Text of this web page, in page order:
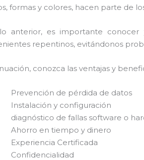
formas y colores, hacen parte de
anterior, es importante
repentinos, evitándonos
conozca las ventajas y
Prevención de pérdida de datos
Instalación y configuración
diagnóstico de fallas software o
Ahorro en tiempo y dinero
Experiencia Certificada
Confidencialidad